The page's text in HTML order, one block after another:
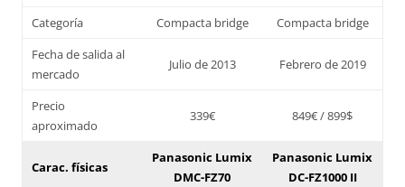
Categoría
Compacta bridge
Compacta bridge
Fecha de salida al
mercado
Julio de 2013 Febrero de 2019
Precio
aproximado
339€ 849€ / 899$
Carac. físicas
Panasonic Lumix
DMC-FZ70
Panasonic Lumix
DC-FZ1000 II